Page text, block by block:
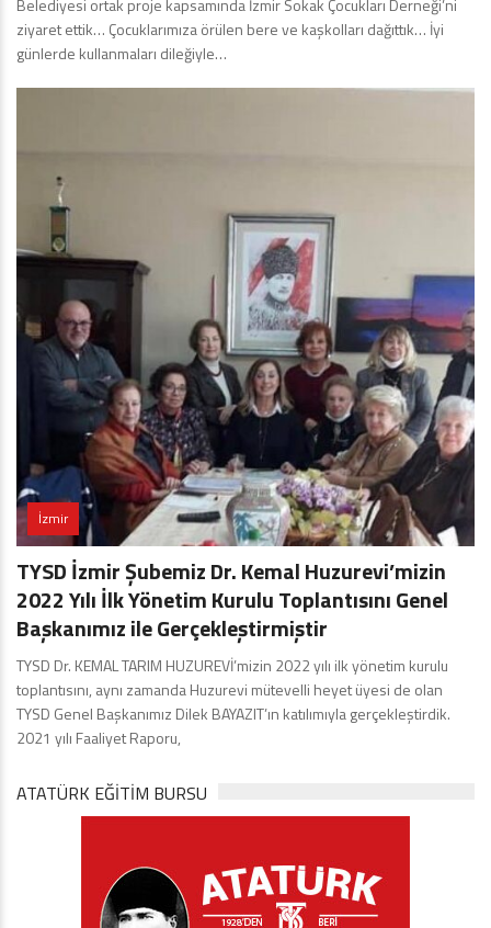
Belediyesi ortak proje kapsamında İzmir Sokak Çocukları Derneği’ni
ziyaret ettik… Çocuklarımıza örülen bere ve kaşkolları dağıttık… İyi
günlerde kullanmaları dileğiyle…
İzmir
TYSD İzmir Şubemiz Dr. Kemal Huzurevi’mizin
2022 Yılı İlk Yönetim Kurulu Toplantısını Genel
Başkanımız ile Gerçekleştirmiştir
TYSD Dr. KEMAL TARIM HUZUREVİ’mizin 2022 yılı ilk yönetim kurulu
toplantısını, aynı zamanda Huzurevi mütevelli heyet üyesi de olan
TYSD Genel Başkanımız Dilek BAYAZIT’ın katılımıyla gerçekleştirdik.
2021 yılı Faaliyet Raporu,
ATATÜRK EĞITIM BURSU